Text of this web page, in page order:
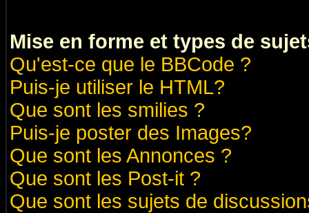
Mise en forme et types de
Qu'est-ce que le BBCode ?
Puis-je utiliser le HTML?
Que sont les smilies ?
Puis-je poster des Images?
Que sont les Annonces ?
Que sont les Post-it ?
Que sont les sujets de